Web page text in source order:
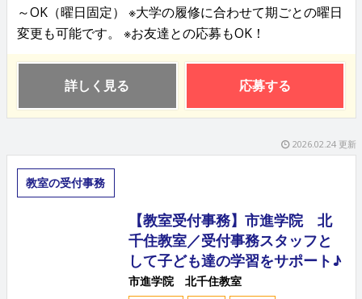
～OK（曜日固定） ※大学の履修に合わせて期ごとの曜日
変更も可能です。 ※お友達との応募もOK！
詳しく見る 応募する
2026.02.24 更新
教室の受付事務
【教室受付事務】市進学院 北
千住教室／受付事務スタッフと
して子ども達の学習をサポート♪
市進学院 北千住教室